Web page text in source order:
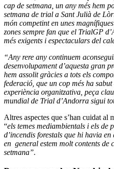
cap de setmana, un any més hem
setmana de trial a Sant Julià de
món competint en unes
zones sempre fan que el TrialGP
més exigents i espectaculars del
“Any rere any continuem
desenvolupament d’aquesta gran
hem assolit gràcies a tots els
federació, que un cop més ha
experiència organitzativa, peça
mundial de Trial d’Andorra sigui
Altres aspectes que s’han cuidat al
“els temes mediambientals i els de
d’incendis forestals que hi havia
en general estem molt contents de
setmana”.